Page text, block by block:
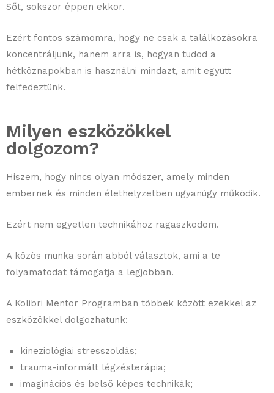
Sőt, sokszor éppen ekkor.
Ezért fontos számomra, hogy ne csak a találkozásokra
koncentráljunk, hanem arra is, hogyan tudod a
hétköznapokban is használni mindazt, amit együtt
felfedeztünk.
Milyen eszközökkel
dolgozom?
Hiszem, hogy nincs olyan módszer, amely minden
embernek és minden élethelyzetben ugyanúgy működik.
Ezért nem egyetlen technikához ragaszkodom.
A közös munka során abból választok, ami a te
folyamatodat támogatja a legjobban.
A Kolibri Mentor Programban többek között ezekkel az
eszközökkel dolgozhatunk:
kineziológiai stresszoldás;
trauma-informált légzésterápia;
imaginációs és belső képes technikák;